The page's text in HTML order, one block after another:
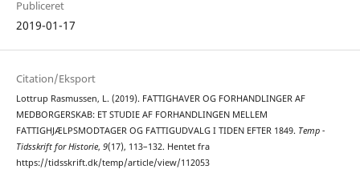
Publiceret
2019-01-17
Citation/Eksport
Lottrup Rasmussen, L. (2019). FATTIGHAVER OG FORHANDLINGER AF
MEDBORGERSKAB: ET STUDIE AF FORHANDLINGEN MELLEM
FATTIGHJÆLPSMODTAGER OG FATTIGUDVALG I TIDEN EFTER 1849. Temp -
Tidsskrift for Historie, 9(17), 113–132. Hentet fra
https://tidsskrift.dk/temp/article/view/112053